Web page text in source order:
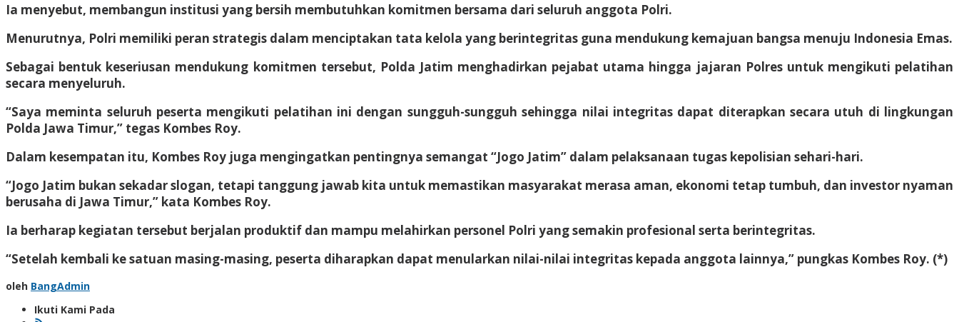
Ia menyebut, membangun institusi yang bersih membutuhkan komitmen bersama dari seluruh anggota Polri.
Menurutnya, Polri memiliki peran strategis dalam menciptakan tata kelola yang berintegritas guna mendukung kemajuan bangsa menuju Indonesia Emas.
Sebagai bentuk keseriusan mendukung komitmen tersebut, Polda Jatim menghadirkan pejabat utama hingga jajaran Polres untuk mengikuti pelatihan
secara menyeluruh.
“Saya meminta seluruh peserta mengikuti pelatihan ini dengan sungguh-sungguh sehingga nilai integritas dapat diterapkan secara utuh di lingkungan
Polda Jawa Timur,” tegas Kombes Roy.
Dalam kesempatan itu, Kombes Roy juga mengingatkan pentingnya semangat “Jogo Jatim” dalam pelaksanaan tugas kepolisian sehari-hari.
“Jogo Jatim bukan sekadar slogan, tetapi tanggung jawab kita untuk memastikan masyarakat merasa aman, ekonomi tetap tumbuh, dan investor nyaman
berusaha di Jawa Timur,” kata Kombes Roy.
Ia berharap kegiatan tersebut berjalan produktif dan mampu melahirkan personel Polri yang semakin profesional serta berintegritas.
“Setelah kembali ke satuan masing-masing, peserta diharapkan dapat menularkan nilai-nilai integritas kepada anggota lainnya,” pungkas Kombes Roy. (*)
oleh BangAdmin
Ikuti Kami Pada